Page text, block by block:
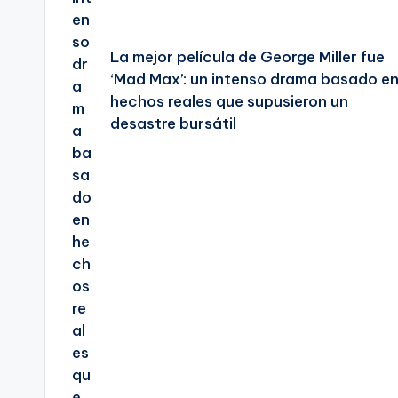
La mejor película de George Miller fue
‘Mad Max’: un intenso drama basado
hechos reales que supusieron un
desastre bursátil